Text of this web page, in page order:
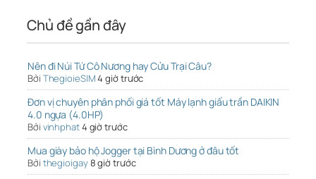
Chủ đề gần đây
Nên đi Núi Tứ Cô Nương hay Cửu Trại Câu?
Bởi ThegioieSIM4 giờ trước
Đơn vị chuyên phân phối giá tốt Máy lạnh giấu trần DAIKIN
4.0 ngựa (4.0HP)
Bởi vinhphat4 giờ trước
Mua giày bảo hộ Jogger tại Bình Dương ở đâu tốt
Bởi thegioigay8 giờ trước